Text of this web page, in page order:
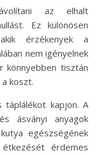
az elhalt
Ez különösen
érzékenyek a
nem igényelnek
könnyebben tisztán
koszt.
táplálékot kapjon. A
ásványi anyagok
egészségének
érdemes